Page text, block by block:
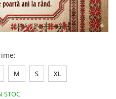
:
M S XL
STOC